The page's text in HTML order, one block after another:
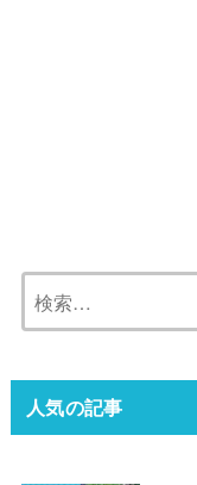
人気の記事